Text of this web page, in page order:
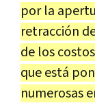
por la
retracción
de los
que está
numerosas